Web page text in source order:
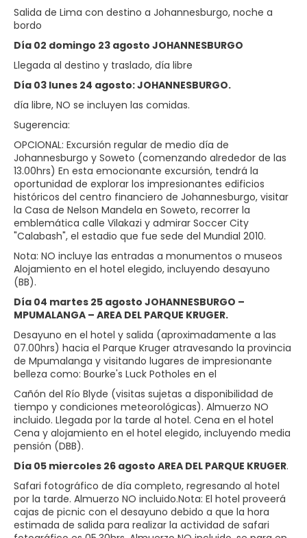
Salida de Lima con destino a Johannesburgo, noche a
bordo
Día 02 domingo 23 agosto JOHANNESBURGO
Llegada al destino y traslado, día libre
Día 03 lunes 24 agosto: JOHANNESBURGO.
día libre, NO se incluyen las comidas.
Sugerencia:
OPCIONAL: Excursión regular de medio día de
Johannesburgo y Soweto (comenzando alrededor de las
13.00hrs) En esta emocionante excursión, tendrá la
oportunidad de explorar los impresionantes edificios
históricos del centro financiero de Johannesburgo, visitar
la Casa de Nelson Mandela en Soweto, recorrer la
emblemática calle Vilakazi y admirar Soccer City
"Calabash", el estadio que fue sede del Mundial 2010.
Nota: NO incluye las entradas a monumentos o museos
Alojamiento en el hotel elegido, incluyendo desayuno
(BB).
Día 04 martes 25 agosto JOHANNESBURGO –
MPUMALANGA – AREA DEL PARQUE KRUGER.
Desayuno en el hotel y salida (aproximadamente a las
07.00hrs) hacia el Parque Kruger atravesando la provincia
de Mpumalanga y visitando lugares de impresionante
belleza como: Bourke's Luck Potholes en el
Cañón del Río Blyde (visitas sujetas a disponibilidad de
tiempo y condiciones meteorológicas). Almuerzo NO
incluido. Llegada por la tarde al hotel. Cena en el hotel
Cena y alojamiento en el hotel elegido, incluyendo media
pensión (DBB).
Día 05 miercoles 26 agosto AREA DEL PARQUE KRUGER.
Safari fotográfico de día completo, regresando al hotel
por la tarde. Almuerzo NO incluido.Nota: El hotel proveerá
cajas de picnic con el desayuno debido a que la hora
estimada de salida para realizar la actividad de safari